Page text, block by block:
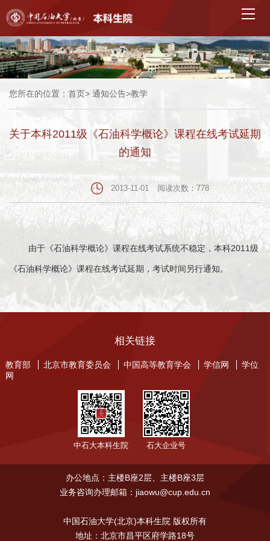
您所在的位置： 首页> 通知公告>教学
关于本科2011级《石油科学概论》课程在线考试延期
的通知
2013-11-01 阅读次数： 778
由于《石油科学概论》课程在线考试系统不稳定，本科2011级
《石油科学概论》课程在线考试延期，考试时间另行通知。
相关链接
教育部 北京市教育委员会 中国高等教育学会 学信网
学位
网
中石大本科生院 石大企业号
办公地点：主楼B座2层、主楼B座3层
业务咨询办理邮箱：jiaowu@cup.edu.cn
中国石油大学(北京)本科生院 版权所有
地址：北京市昌平区府学路18号